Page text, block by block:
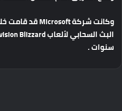
وكانتشركة قدقامت
البثالسحابيلألعاب
سنوات.